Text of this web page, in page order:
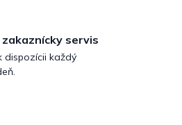
servis
dispozícii každý